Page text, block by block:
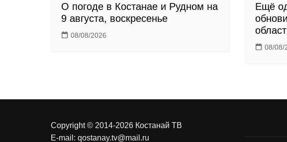
О погоде в Костанае и Рудном на
9 августа, воскресенье
08/08/2026
Ещё
08/08/
Copyright © 2014-2026 Костанай ТВ
E-mail: qostanay.tv@mail.ru